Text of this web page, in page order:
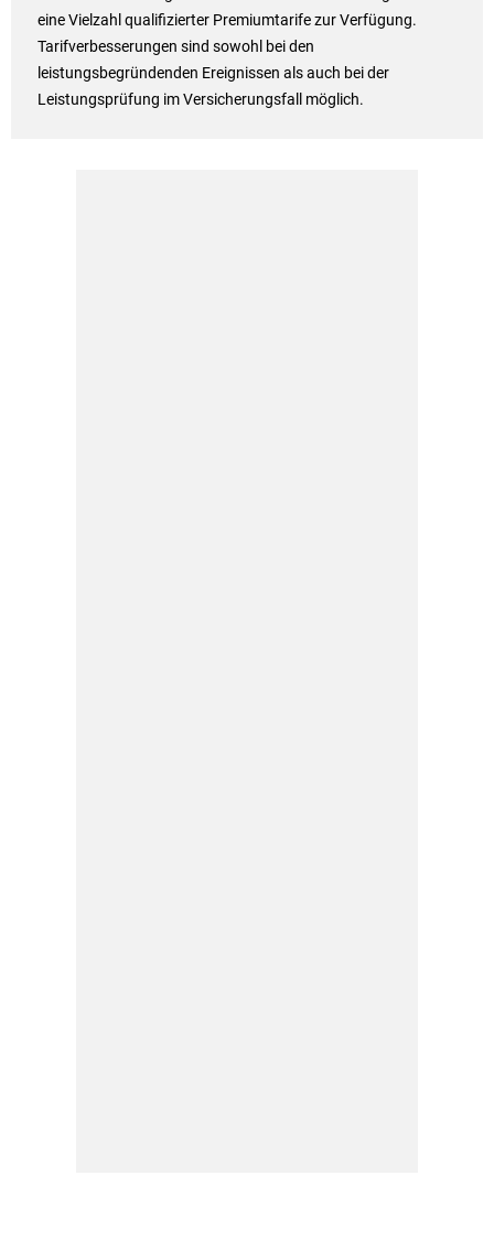
eine Vielzahl qualifizierter Premiumtarife zur Verfügung.
Tarifverbesserungen sind sowohl bei den
leistungsbegründenden Ereignissen als auch bei der
Leistungsprüfung im Versicherungsfall möglich.